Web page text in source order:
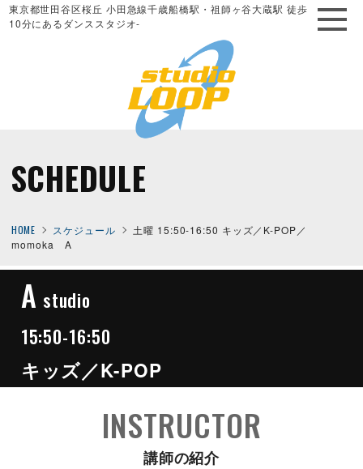
東京都世田谷区桜丘 小田急線千歳船橋駅・祖師ヶ谷大蔵駅 徒歩
10分にあるダンススタジオ-
SCHEDULE
HOME スケジュール
土曜 15:50-16:50 キッズ／K-POP／
momoka A
A studio
15:50-16:50
キッズ／K-POP
INSTRUCTOR
講師の紹介